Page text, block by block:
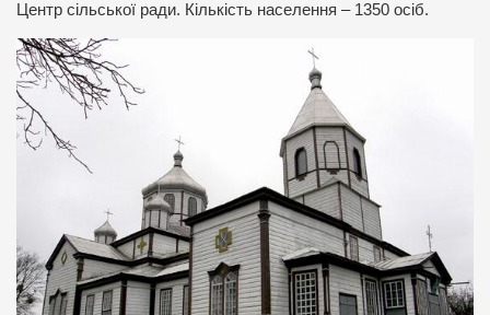
Центр сільської ради. Кількість населення – 1350 осіб.